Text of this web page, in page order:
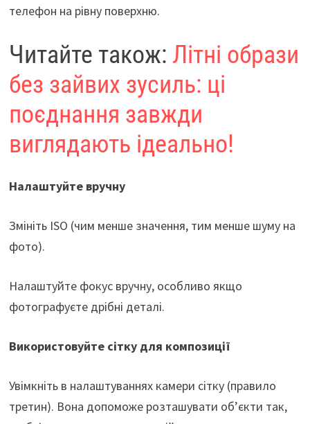
телефон на рівну поверхню.
Читайте також: Літні образи
без зайвих зусиль: ці
поєднання завжди
виглядають ідеально!
Налаштуйте вручну
Змініть ISO (чим менше значення, тим менше шуму на
фото).
Налаштуйте фокус вручну, особливо якщо
фотографуєте дрібні деталі.
Використовуйте сітку для композиції
Увімкніть в налаштуваннях камери сітку (правило
третин). Вона допоможе розташувати об’єкти так,